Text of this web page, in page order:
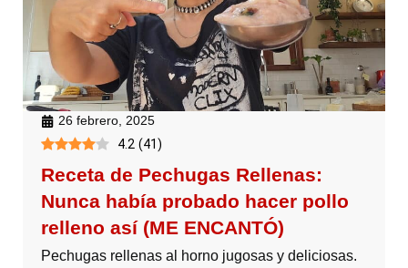
26 febrero, 2025
4.2 (41)
Receta de Pechugas Rellenas:
Nunca había probado hacer pollo
relleno así (ME ENCANTÓ)
Pechugas rellenas al horno jugosas y deliciosas.